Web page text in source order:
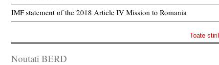
IMF statement of the 2018 Article IV Mission to Romania
Toate
Noutati BERD